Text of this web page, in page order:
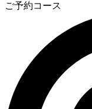
ご予約コース